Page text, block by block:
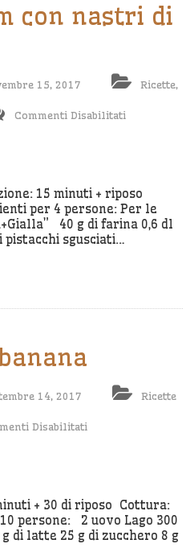
con nastri di
15, 2017 Ricette,
Commenti Disabilitati
Con
Nastri
15 minuti + riposo
per 4 persone: Per le
40 g di farina 0,6 dl
pistacchi sgusciati…
14, 2017 Ricette
Disabilitati
+ 30 di riposo Cottura:
persone: 2 uovo Lago 300
di latte 25 g di zucchero 8 g